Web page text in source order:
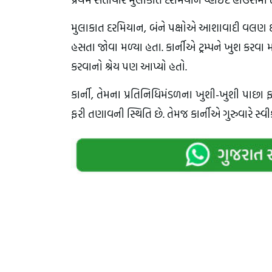
મુલાકાત દરમિયાન, બંને પક્ષોએ આશાવાદી વલણ
હસતા જોવા મળ્યા હતા. કાર્નીએ ટ્રમ્પને ખુશ
કરવાનો શ્રેય પણ આપ્યો હતો.
કાર્ની, તેમના પ્રતિનિધિમંડળના ખુશી-ખુશી
ફરી તણાવની સ્થિતિ છે. તેમજ કાર્નીએ ગુરુવારે